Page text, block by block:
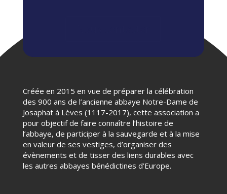
Créée en 2015 en vue de préparer la célébration
des 900 ans de l’ancienne abbaye Notre-Dame de
Josaphat à Lèves (1117-2017), cette association a
pour objectif de faire connaître l’histoire de
l’abbaye, de participer à la sauvegarde et à la mise
en valeur de ses vestiges, d’organiser des
évènements et de tisser des liens durables avec
les autres abbayes bénédictines d’Europe.